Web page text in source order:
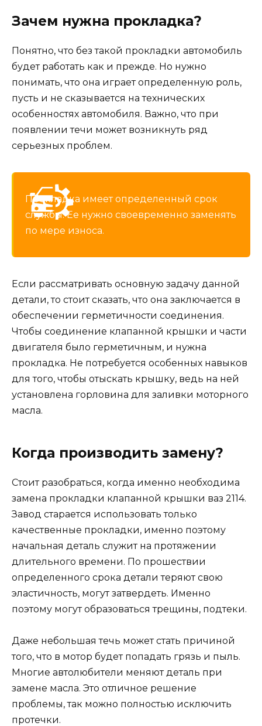
Зачем нужна прокладка?
Понятно, что без такой прокладки автомобиль
будет работать как и прежде. Но нужно
понимать, что она играет определенную роль,
пусть и не сказывается на технических
особенностях автомобиля. Важно, что при
появлении течи может возникнуть ряд
серьезных проблем.
Прокладка имеет определенный срок
службы. Ее нужно своевременно заменять
по мере износа.
Если рассматривать основную задачу данной
детали, то стоит сказать, что она заключается в
обеспечении герметичности соединения.
Чтобы соединение клапанной крышки и части
двигателя было герметичным, и нужна
прокладка. Не потребуется особенных навыков
для того, чтобы отыскать крышку, ведь на ней
установлена горловина для заливки моторного
масла.
Когда производить замену?
Стоит разобраться, когда именно необходима
замена прокладки клапанной крышки ваз 2114.
Завод старается использовать только
качественные прокладки, именно поэтому
начальная деталь служит на протяжении
длительного времени. По прошествии
определенного срока детали теряют свою
эластичность, могут затвердеть. Именно
поэтому могут образоваться трещины, подтеки.
Даже небольшая течь может стать причиной
того, что в мотор будет попадать грязь и пыль.
Многие автолюбители меняют деталь при
замене масла. Это отличное решение
проблемы, так можно полностью исключить
протечки.